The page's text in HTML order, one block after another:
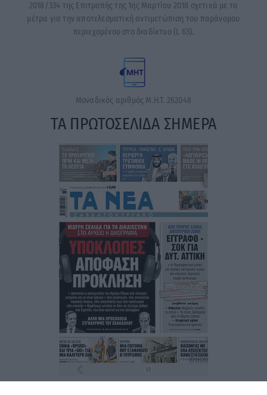
2018/334 της Επιτροπής της 1ης Μαρτίου 2018 σχετικά με τα
μέτρα για την αποτελεσματική αντιμετώπιση του παράνομου
περιεχομένου στο διαδίκτυο (L 63).
Μοναδικός αριθμός Μ.Η.Τ. 262048
ΤΑ ΠΡΩΤΟΣΕΛΙΔΑ ΣΗΜΕΡΑ